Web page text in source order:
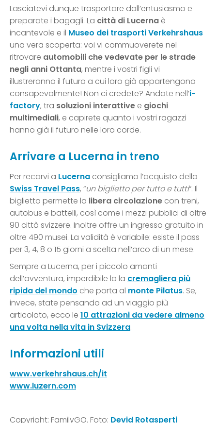
Lasciatevi dunque trasportare dall’entusiasmo e
preparate i bagagli. La città di Lucerna è
incantevole e il Museo dei trasportiVerkehrshaus
una vera scoperta: voi vi commuoverete nel
ritrovare automobili che vedevate per le strade
negli anni Ottanta, mentre i vostri figli vi
illustreranno il futuro a cui loro già appartengono
consapevolmente! Non ci credete? Andate nell’i-
factory, tra soluzioni interattive e giochi
multimediali, e capirete quanto i vostri ragazzi
hanno già il futuro nelle loro corde.
Arrivare a Lucerna in treno
Per recarvi a Lucerna consigliamo l’acquisto dello
Swiss Travel Pass, “un biglietto per tutto e tutti“. Il
biglietto permette la libera circolazione con treni,
autobus e battelli, così come i mezzi pubblici di oltre
90 città svizzere. Inoltre offre un ingresso gratuito in
oltre 490 musei. La validità è variabile: esiste il pass
per 3, 4, 8 o 15 giorni a scelta nell’arco di un mese.
Sempre a Lucerna, per i piccolo amanti
dell’avventura, imperdibile lo la cremagliera più
ripida del mondo che porta al monte Pilatus. Se,
invece, state pensando ad un viaggio più
articolato, ecco le 10 attrazioni da vedere almeno
una volta nella vita in Svizzera.
Informazioni utili
www.verkehrshaus.ch/it
www.luzern.com
Copyright: FamilyGO. Foto: Devid Rotasperti